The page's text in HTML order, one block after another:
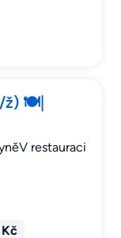
ž) 🍽️|
restauraci